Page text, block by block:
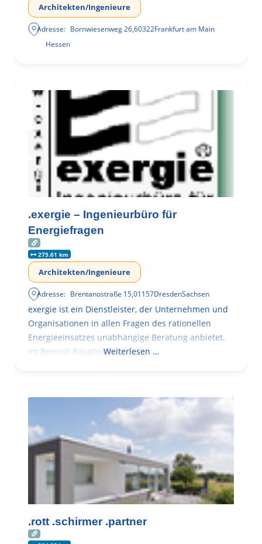
Architekten/Ingenieure
Adresse: Bornwiesenweg 26,60322Frankfurt am Main
Hessen
.exergie – Ingenieurbüro für
Energiefragen
275.61 km
Architekten/Ingenieure
Adresse: Brentanostraße 15,01157DresdenSachsen
exergie ist ein Dienstleister, der Unternehmen und
Organisationen in allen Fragen des rationellen
Energieeinsatzes unabhängige Beratung anbietet.
Im Bereich BauphysikWeiterlesen …
.rott .schirmer .partner